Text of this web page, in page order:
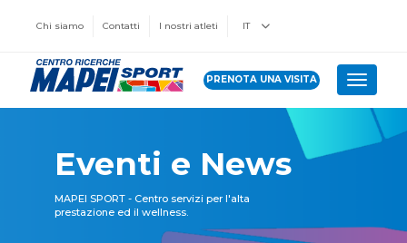
Chi siamo Contatti I nostri atleti IT
PRENOTA UNA VISITA Toggle
Eventi e News
MAPEI SPORT - Centro servizi per l'alta
prestazione ed il wellness.